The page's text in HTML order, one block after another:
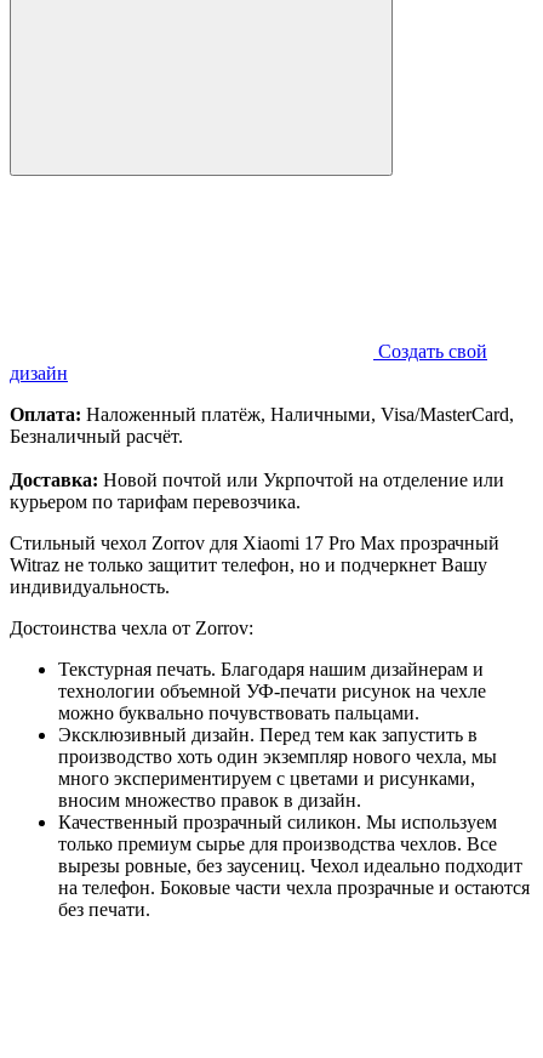
Создать свой
дизайн
Оплата: Наложенный платёж, Наличными, Visa/MasterCard,
Безналичный расчёт.
Доставка: Новой почтой или Укрпочтой на отделение или
курьером по тарифам перевозчика.
Стильный чехол Zorrov для Xiaomi 17 Pro Max прозрачный
Witraz не только защитит телефон, но и подчеркнет Вашу
индивидуальность.
Достоинства чехла от Zorrov:
Текстурная печать. Благодаря нашим дизайнерам и
технологии объемной УФ-печати рисунок на чехле
можно буквально почувствовать пальцами.
Эксклюзивный дизайн. Перед тем как запустить в
производство хоть один экземпляр нового чехла, мы
много экспериментируем с цветами и рисунками,
вносим множество правок в дизайн.
Качественный прозрачный силикон. Мы используем
только премиум сырье для производства чехлов. Все
вырезы ровные, без заусениц. Чехол идеально подходит
на телефон. Боковые части чехла прозрачные и остаются
без печати.